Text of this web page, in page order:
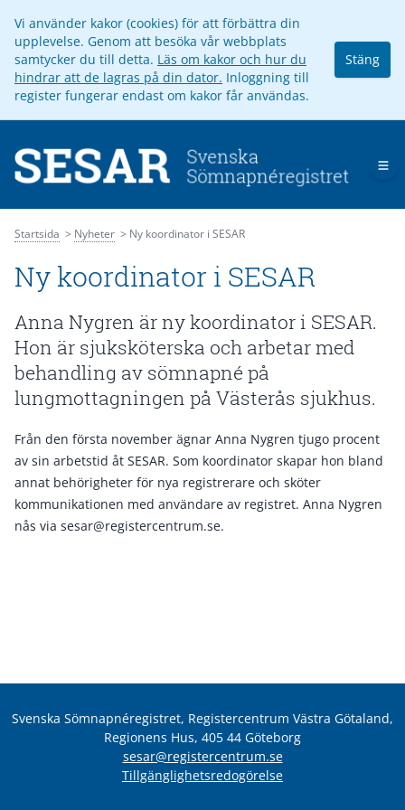
Vi använder kakor (cookies) för att förbättra din
upplevelse. Genom att besöka vår webbplats
samtycker du till detta. Läs om kakor och hur du
hindrar att de lagras på din dator. Inloggning till
register fungerar endast om kakor får användas.
Stäng
Startsida Nyheter Ny koordinator i SESAR
Ny koordinator i SESAR
Anna Nygren är ny koordinator i SESAR.
Hon är sjuksköterska och arbetar med
behandling av sömnapné på
lungmottagningen på Västerås sjukhus.
Från den första november ägnar Anna Nygren tjugo procent
av sin arbetstid åt SESAR. Som koordinator skapar hon bland
annat behörigheter för nya registrerare och sköter
kommunikationen med användare av registret. Anna Nygren
nås via sesar@registercentrum.se.
Svenska Sömnapnéregistret, Registercentrum Västra Götaland,
Regionens Hus, 405 44 Göteborg
sesar@registercentrum.se
Tillgänglighetsredogörelse